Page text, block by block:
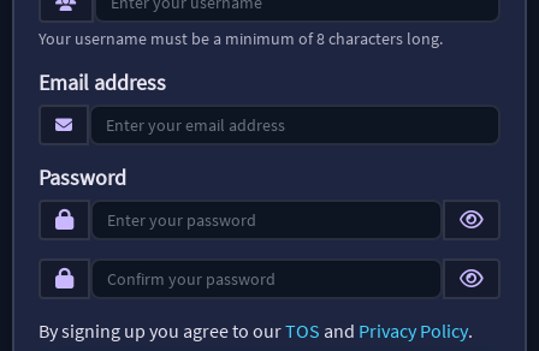
Your username must be a minimum of 8 characters long.
Email address
Password
By signing up you agree to ourTOS and Privacy Policy.